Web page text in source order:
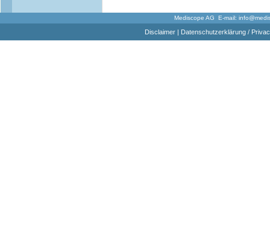
Mediscope AG E-mail:
Disclaimer| Datenschutzerklärung /